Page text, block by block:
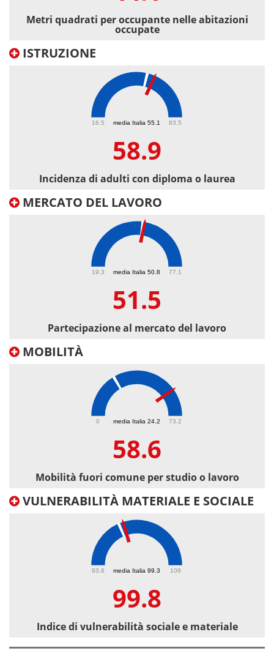
Metri quadrati per occupante nelle abitazioni
occupate
ISTRUZIONE
media Italia 55.1
16.5 83.5
58.9
Incidenza di adulti con diploma o laurea
MERCATO DEL LAVORO
media Italia 50.8
19.3 77.1
51.5
Partecipazione al mercato del lavoro
MOBILITÀ
media Italia 24.2
0 73.2
58.6
Mobilità fuori comune per studio o lavoro
VULNERABILITÀ MATERIALE E SOCIALE
media Italia 99.3
93.6 109
99.8
Indice di vulnerabilità sociale e materiale